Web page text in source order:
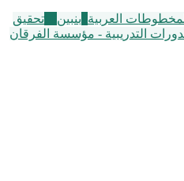
العربية بنبين
تحقيق
التدريبية - مؤسسة الفرقان